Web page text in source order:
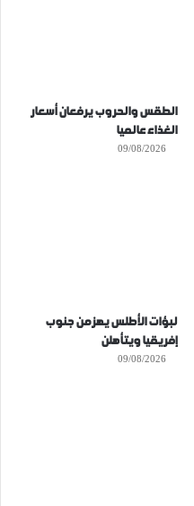
الطقس والحروب يرفعان أسعار
الغذاء عالميا
09/08/2026
لبؤات الأطلس يهزمن جنوب
إفريقيا ويتأهلن
09/08/2026